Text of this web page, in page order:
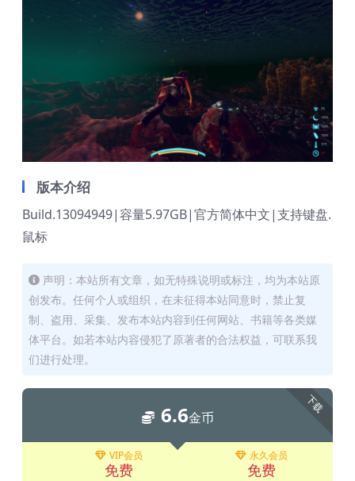
版本介绍
Build.13094949|容量5.97GB|官方简体中文|支持键盘.
鼠标
声明：本站所有文章，如无特殊说明或标注，均为本站原
创发布。任何个人或组织，在未征得本站同意时，禁止复
制、盗用、采集、发布本站内容到任何网站、书籍等各类媒
体平台。如若本站内容侵犯了原著者的合法权益，可联系我
们进行处理。
下载
6.6金币
VIP会员
免费
永久会员
免费